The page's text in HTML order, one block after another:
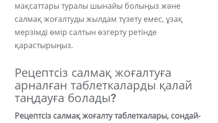
мақсаттары туралы шынайы болыңыз және
салмақ жоғалтуды жылдам түзету емес, ұзақ
мерзімді өмір салтын өзгерту ретінде
қарастырыңыз.
Рецептсіз салмақ жоғалтуға
арналған таблеткаларды қалай
таңдауға болады?
Рецептсіз салмақ жоғалту таблеткалары, сондай-